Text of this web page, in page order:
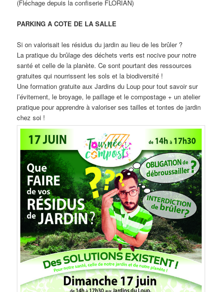
(Fléchage depuis la confiserie FLORIAN)
PARKING A COTE DE LA SALLE
Si on valorisait les résidus du jardin au lieu de les brûler ?
La pratique du brûlage des déchets verts est nocive pour notre
santé et celle de la planète. Ce sont pourtant des ressources
gratuites qui nourrissent les sols et la biodiversité !
Une formation gratuite aux Jardins du Loup pour tout savoir sur
l’évitement, le broyage, le paillage et le compostage + un atelier
pratique pour apprendre à valoriser ses tailles et tontes de jardin
chez soi !